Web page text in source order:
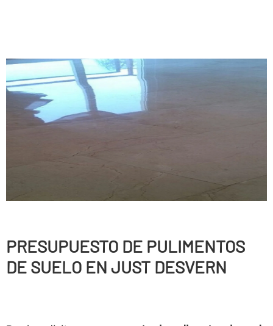
PRESUPUESTO DE PULIMENTOS
DE SUELO EN JUST DESVERN